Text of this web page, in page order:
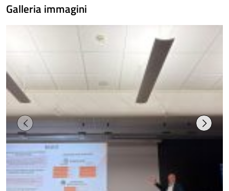
Galleria immagini